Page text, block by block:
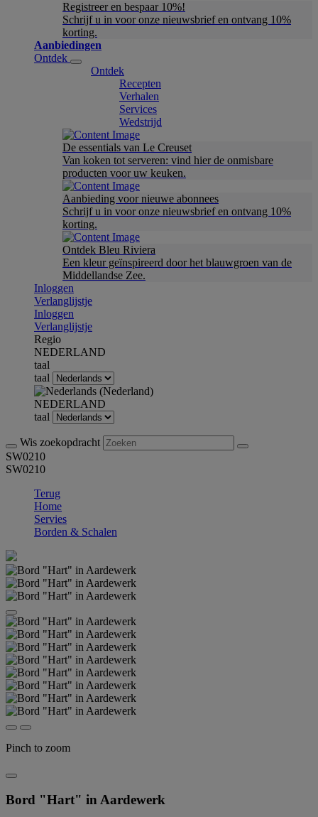
Registreer en bespaar 10%!
Schrijf u in voor onze nieuwsbrief en ontvang 10%
korting.
Aanbiedingen
Ontdek
Ontdek
Recepten
Verhalen
Services
Wedstrijd
De essentials van Le Creuset
Van koken tot serveren: vind hier de onmisbare
producten voor uw keuken.
Aanbieding voor nieuwe abonnees
Schrijf u in voor onze nieuwsbrief en ontvang 10%
korting.
Ontdek Bleu Riviera
Een kleur geïnspireerd door het blauwgroen van de
Middellandse Zee.
Inloggen
Verlanglijstje
Inloggen
Verlanglijstje
Regio
NEDERLAND
taal
taal
NEDERLAND
taal
Wis zoekopdracht
SW0210
SW0210
Terug
Home
Servies
Borden & Schalen
Pinch to zoom
Bord "Hart" in Aardewerk